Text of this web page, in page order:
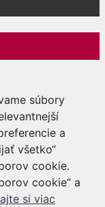
súbory
a
všetko“
cookie.
cookie“ a
si viac